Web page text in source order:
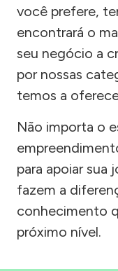
você prefere,
encontrará o
seu negócio a
por nossas
temos a
Não importa o
para apoiar
fazem a
conhecimento
próximo nível.